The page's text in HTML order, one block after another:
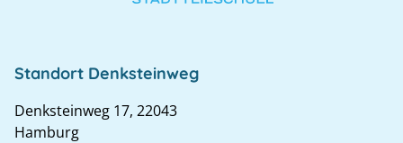
Standort Denksteinweg
Denksteinweg 17, 22043
Hamburg